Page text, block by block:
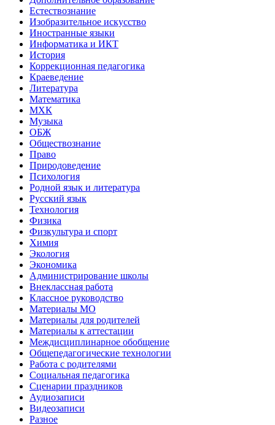
Естествознание
Изобразительное искусство
Иностранные языки
Информатика и ИКТ
История
Коррекционная педагогика
Краеведение
Литература
Математика
МХК
Музыка
ОБЖ
Обществознание
Право
Природоведение
Психология
Родной язык и литература
Русский язык
Технология
Физика
Физкультура и спорт
Химия
Экология
Экономика
Администрирование школы
Внеклассная работа
Классное руководство
Материалы МО
Материалы для родителей
Материалы к аттестации
Междисциплинарное обобщение
Общепедагогические технологии
Работа с родителями
Социальная педагогика
Сценарии праздников
Аудиозаписи
Видеозаписи
Разное